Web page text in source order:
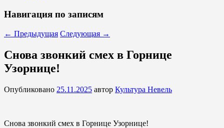
Навигация по записям
← Предыдущая Следующая →
Снова звонкий смех в Горнице
Узорнице!
Опубликовано 25.11.2025 автор Культура Невель
Снова звонкий смех в Горнице Узорнице!